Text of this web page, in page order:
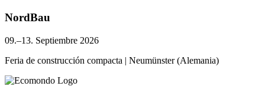
NordBau
09.–13. Septiembre 2026
Feria de construcción compacta | Neumünster (Alemania)